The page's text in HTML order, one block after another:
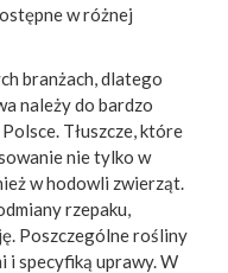
w różnej
branżach, dlatego
należy do bardzo
Tłuszcze, które
nie tylko w
w hodowli zwierząt.
rzepaku,
Poszczególne rośliny
i specyfiką uprawy. W